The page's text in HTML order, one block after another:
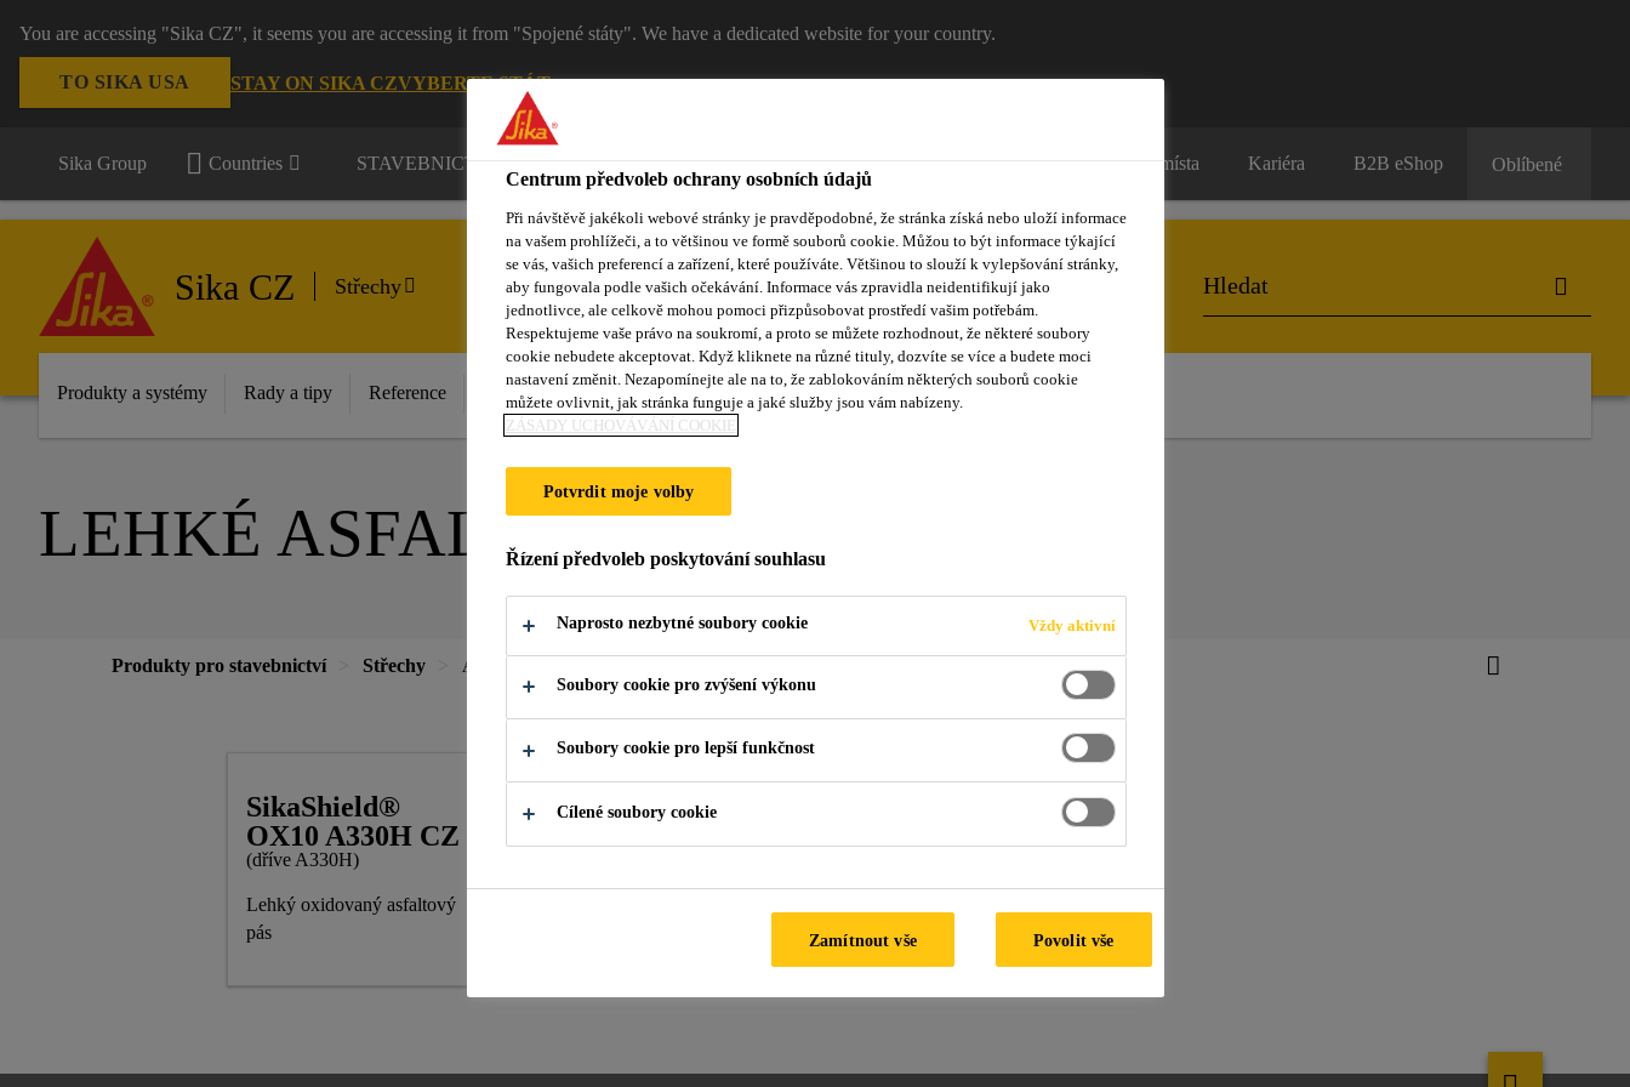
You are accessing "Sika CZ", it seems you are accessing it from "Spojené státy". We have a dedicated website for your country.
TO SIKA USA STAY ON SIKA CZVYBERTE STÁT
Sika Group Countries STAVEBNICTVÍ / PRŮMYSL Prodejní místa Kariéra B2B eShop Oblíbené
Sika CZ Střechy
Produkty a systémy Rady a tipy Reference Dokumenty Kontakty
LEHKÉ ASFALTOVÉ PÁSY
Produkty pro stavebnictví Střechy Asfaltové pásy SikaShield®
SikaShield®
OX10 A330H CZ
(dříve A330H)
Lehký oxidovaný asfaltový
pás
SikaShield®
OX12 S CZ 1,3
mm
OX12 S CZ 2 mm
Centrum předvoleb ochrany osobních údajů
Při návštěvě jakékoli webové stránky je pravděpodobné, že stránka získá nebo uloží informace
na vašem prohlížeči, a to většinou ve formě souborů cookie. Můžou to být informace týkající
se vás, vašich preferencí a zařízení, které používáte. Většinou to slouží k vylepšování stránky,
aby fungovala podle vašich očekávání. Informace vás zpravidla neidentifikují jako
jednotlivce, ale celkově mohou pomoci přizpůsobovat prostředí vašim potřebám.
Respektujeme vaše právo na soukromí, a proto se můžete rozhodnout, že některé soubory
cookie nebudete akceptovat. Když kliknete na různé tituly, dozvíte se více a budete moci
nastavení změnit. Nezapomínejte ale na to, že zablokováním některých souborů cookie
můžete ovlivnit, jak stránka funguje a jaké služby jsou vám nabízeny.
ZÁSADY UCHOVÁVÁNÍ COOKIE
Potvrdit moje volby
Řízení předvoleb poskytování souhlasu
Naprosto nezbytné soubory cookie Vždy aktivní
Soubory cookie pro zvýšení výkonu
Soubory cookie pro lepší funkčnost
Cílené soubory cookie
Zamítnout vše Povolit vše